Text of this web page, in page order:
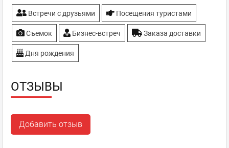
Встречи с друзьями Посещения туристами
Съемок Бизнес-встреч Заказа доставки
Дня рождения
ОТЗЫВЫ
Добавить отзыв